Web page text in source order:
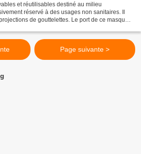
et réutilisables destiné au milieu
réservé à des usages non sanitaires. Il
de gouttelettes. Le port de ce masque
Page suivante >